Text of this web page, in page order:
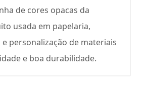
de cores opacas da
usada em papelaria,
personalização de materiais
e boa durabilidade.